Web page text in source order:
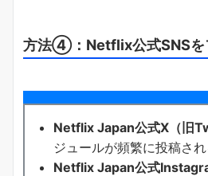
方法④：Netflix公式SNSを
Netflix Japan公式X（旧
ジュールが頻繁に投稿され
Netflix Japan公式